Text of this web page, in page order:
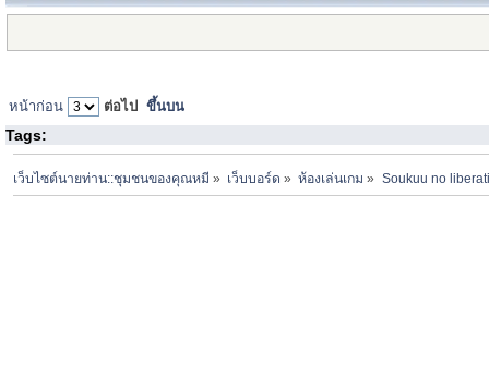
หน้าก่อน ต่อไป ขึ้นบน
Tags:
เว็บไซต์นายท่าน::ชุมชนของคุณหมี » เว็บบอร์ด » ห้องเล่นเกม » Soukuu no